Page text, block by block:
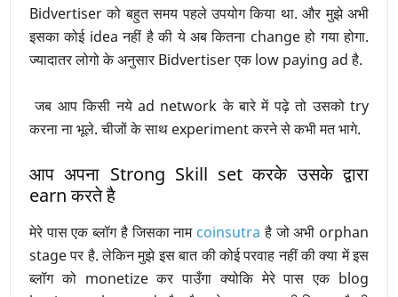
Bidvertiser को बहुत समय पहले उपयोग किया था. और मुझे अभी
इसका कोई idea नहीं है की ये अब कितना change हो गया होगा.
ज्यादातर लोगो के अनुसार Bidvertiser एक low paying ad है.
जब आप किसी नये ad network के बारे में पढ़े तो उसको try
करना ना भूले. चीजों के साथ experiment करने से कभी मत भागे.
आप अपना Strong Skill set करके उसके द्वारा
earn करते है
मेरे पास एक ब्लॉग है जिसका नाम coinsutra है जो अभी orphan
stage पर है. लेकिन मुझे इस बात की कोई परवाह नहीं की क्या में इस
ब्लॉग को monetize कर पाउँगा क्योकि मेरे पास एक blog